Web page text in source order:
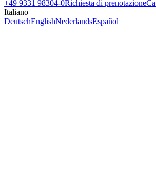
+49 9331 98304-0Richiesta di prenotazione
Italiano
DeutschEnglishNederlandsEspañol